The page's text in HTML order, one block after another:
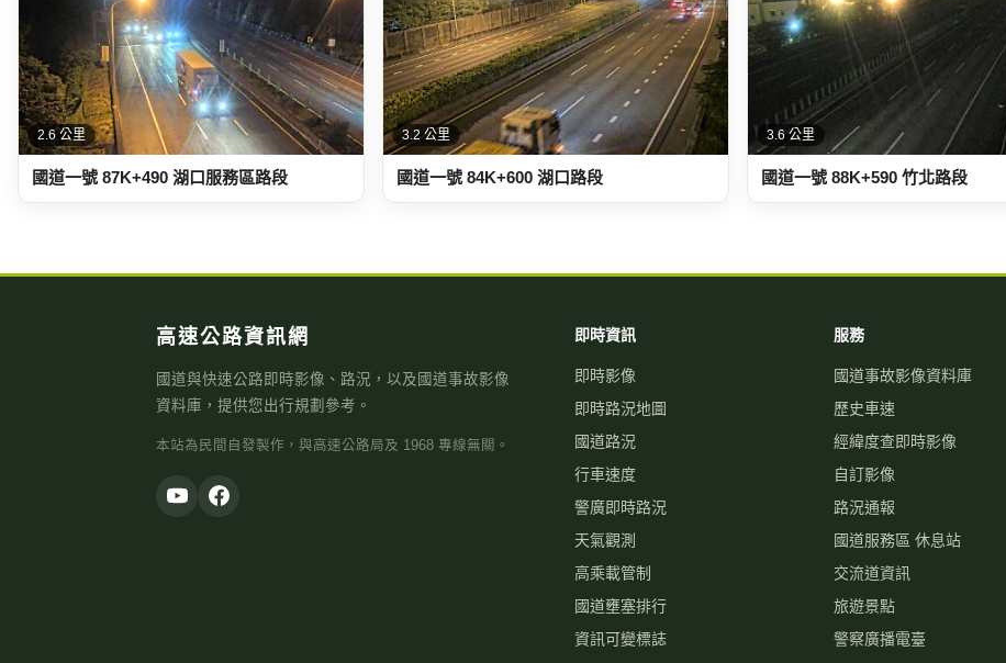
2.6 公里
國道一號 87K+490 湖口服務區路段
3.2 公里
國道一號 84K+600 湖口路段
3.6 公里
國道一號 88K+590 竹北路段
高速公路資訊網
國道與快速公路即時影像、路況，以及國道事故影像
資料庫，提供您出行規劃參考。
本站為民間自發製作，與高速公路局及 1968 專線無關。
即時資訊
即時影像
即時路況地圖
國道路況
行車速度
警廣即時路況
天氣觀測
高乘載管制
國道壅塞排行
資訊可變標誌
服務
國道事故影像資料庫
歷史車速
經緯度查即時影像
自訂影像
路況通報
國道服務區 休息站
交流道資訊
旅遊景點
警察廣播電臺